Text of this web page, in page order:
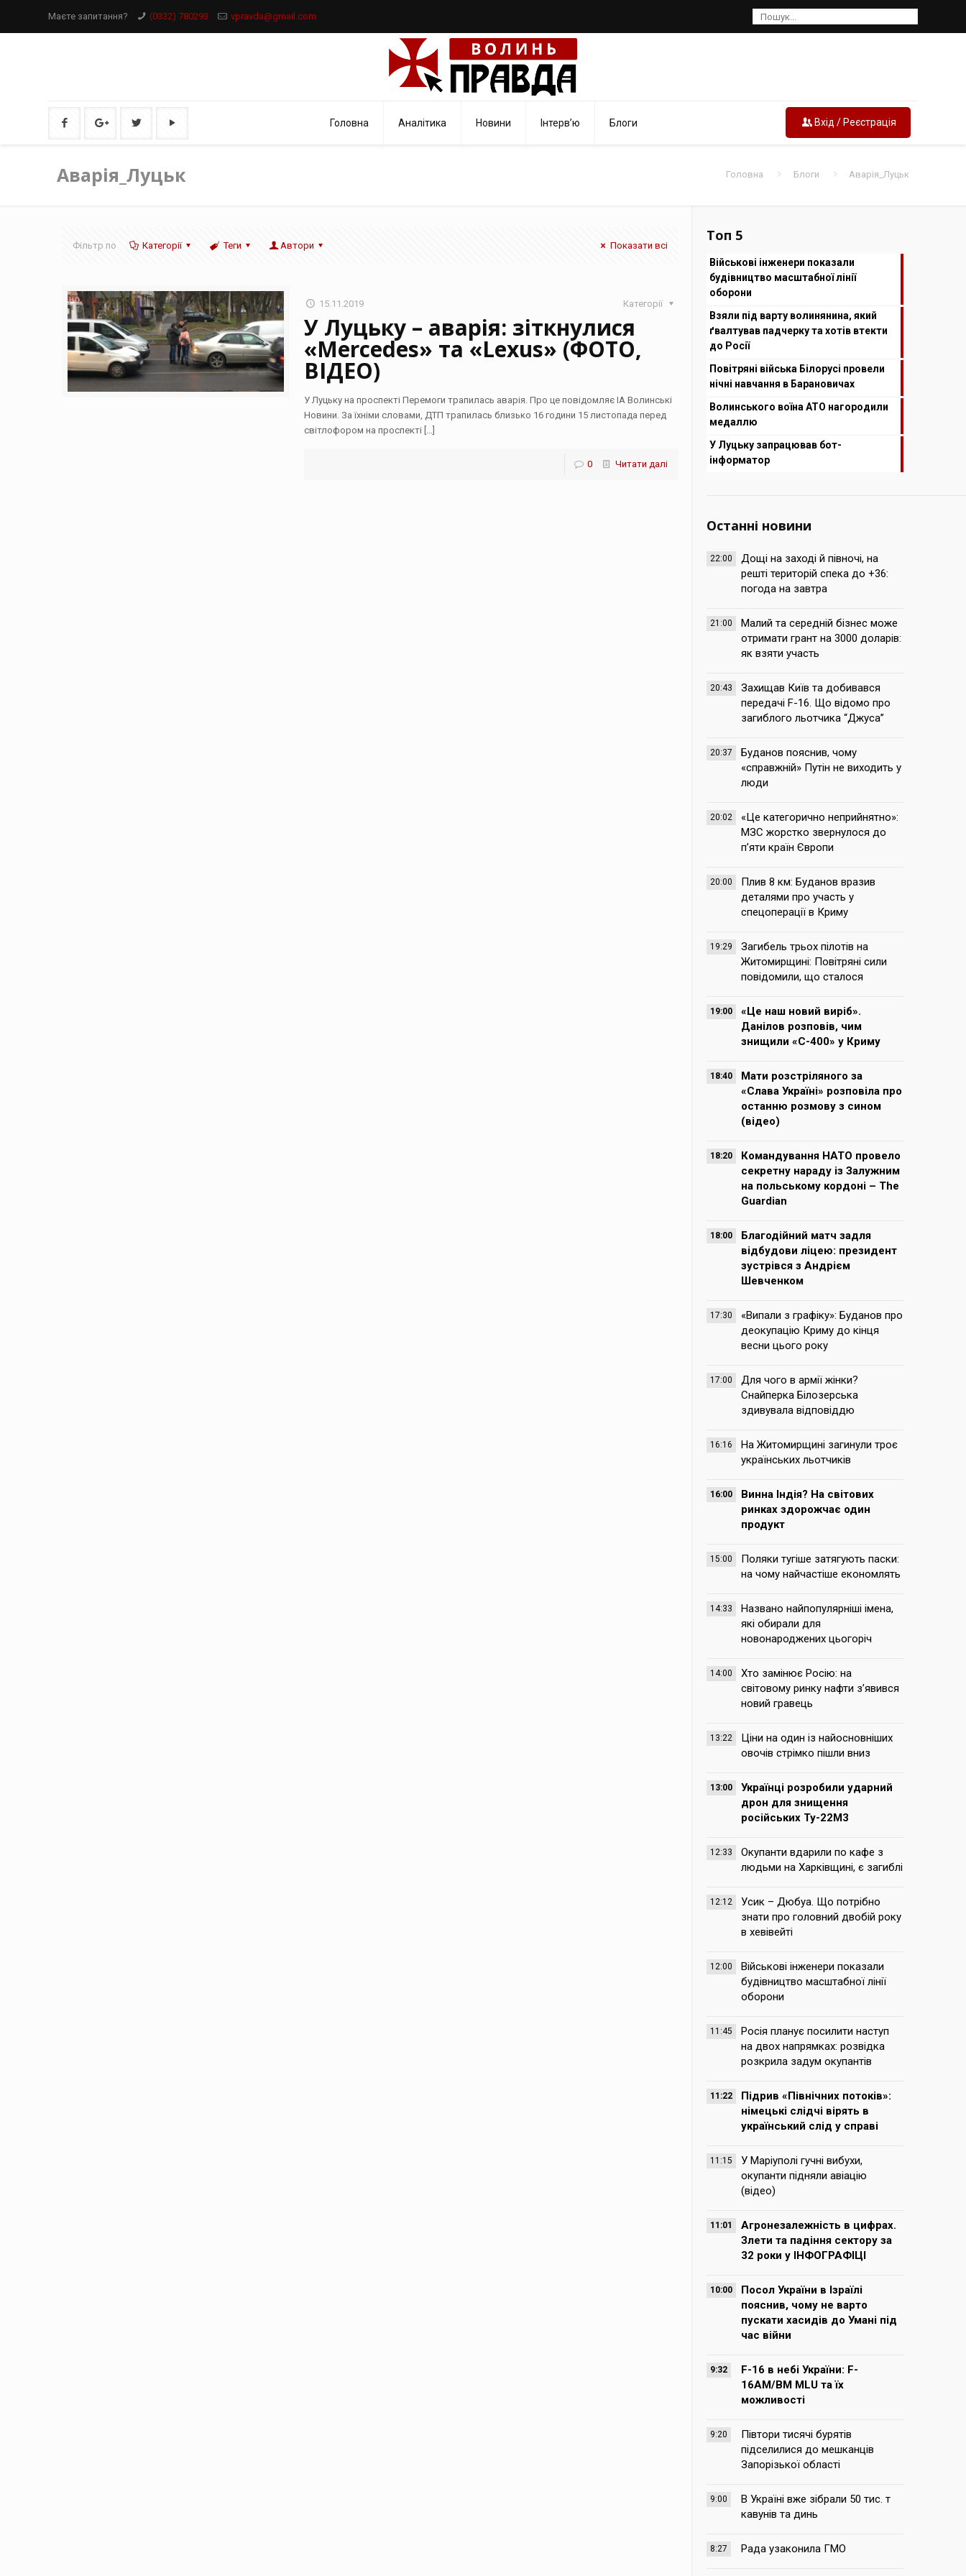
Маєте запитання? (0332) 780293 vpravda@gmail.com
Головна Аналітика Новини Інтерв’ю Блоги Вхід / Реєстрація
Аварія_Луцьк Головна Блоги Аварія_Луцьк
Фільтр по Категорії Теги Автори Показати всі
15.11.2019 Категорії
У Луцьку – аварія: зіткнулися
«Mercedes» та «Lexus» (ФОТО,
ВІДЕО)
У Луцьку на проспекті Перемоги трапилась аварія. Про це повідомляє ІА Волинські
Новини. За їхніми словами, ДТП трапилась близько 16 години 15 листопада перед
світлофором на проспекті […]
0 Читати далі
Топ 5
Військові інженери показали
будівництво масштабної лінії
оборони
Взяли під варту волинянина, який
ґвалтував падчерку та хотів втекти
до Росії
Повітряні війська Білорусі провели
нічні навчання в Барановичах
Волинського воїна АТО нагородили
медаллю
У Луцьку запрацював бот-
інформатор
Останні новини
22:00
Дощі на заході й півночі, на
решті територій спека до +36:
погода на завтра
21:00
Малий та середній бізнес може
отримати грант на 3000 доларів:
як взяти участь
20:43
Захищав Київ та добивався
передачі F-16. Що відомо про
загиблого льотчика “Джуса”
20:37
Буданов пояснив, чому
«справжній» Путін не виходить у
люди
20:02
«Це категорично неприйнятно»:
МЗС жорстко звернулося до
п’яти країн Європи
20:00
Плив 8 км: Буданов вразив
деталями про участь у
спецоперації в Криму
19:29
Загибель трьох пілотів на
Житомирщині: Повітряні сили
повідомили, що сталося
19:00
«Це наш новий виріб».
Данілов розповів, чим
знищили «С-400» у Криму
18:40
Мати розстріляного за
«Слава Україні» розповіла про
останню розмову з сином
(відео)
18:20
Командування НАТО провело
секретну нараду із Залужним
на польському кордоні – The
Guardian
18:00
Благодійний матч задля
відбудови ліцею: президент
зустрівся з Андрієм
Шевченком
17:30
«Випали з графіку»: Буданов про
деокупацію Криму до кінця
весни цього року
17:00
Для чого в армії жінки?
Снайперка Білозерська
здивувала відповіддю
16:16
На Житомирщині загинули троє
українських льотчиків
16:00
Винна Індія? На світових
ринках здорожчає один
продукт
15:00
Поляки тугіше затягують паски:
на чому найчастіше економлять
14:33
Названо найпопулярніші імена,
які обирали для
новонароджених цьогоріч
14:00
Хто замінює Росію: на
світовому ринку нафти з’явився
новий гравець
13:22
Ціни на один із найосновніших
овочів стрімко пішли вниз
13:00
Українці розробили ударний
дрон для знищення
російських Ту-22М3
12:33
Окупанти вдарили по кафе з
людьми на Харківщині, є загиблі
12:12
Усик – Дюбуа. Що потрібно
знати про головний двобій року
в хевівейті
12:00
Військові інженери показали
будівництво масштабної лінії
оборони
11:45
Росія планує посилити наступ
на двох напрямках: розвідка
розкрила задум окупантів
11:22
Підрив «Північних потоків»:
німецькі слідчі вірять в
український слід у справі
11:15
У Маріуполі гучні вибухи,
окупанти підняли авіацію
(відео)
11:01
Агронезалежність в цифрах.
Злети та падіння сектору за
32 роки у ІНФОГРАФІЦІ
10:00
Посол України в Ізраїлі
пояснив, чому не варто
пускати хасидів до Умані під
час війни
9:32
F-16 в небі України: F-
16AM/BM MLU та їх
можливості
9:20
Півтори тисячі бурятів
підселилися до мешканців
Запорізької області
9:00
В Україні вже зібрали 50 тис. т
кавунів та динь
8:27 Рада узаконила ГМО